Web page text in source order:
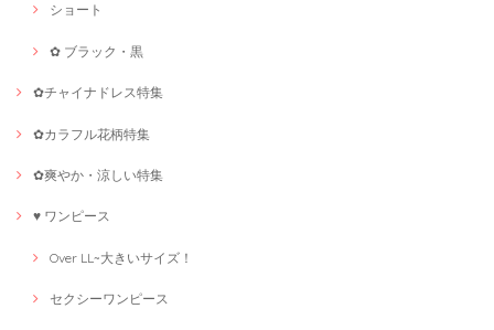
ショート
✿ ブラック・黒
✿チャイナドレス特集
✿カラフル花柄特集
✿爽やか・涼しい特集
♥ ワンピース
Over LL~大きいサイズ！
セクシーワンピース